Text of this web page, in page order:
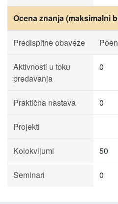
Ocena znanja (maksimalni
Predispitne obaveze
Aktivnosti u toku
predavanja
0
Praktična nastava 0
Projekti
Kolokvijumi 50
Seminari 0